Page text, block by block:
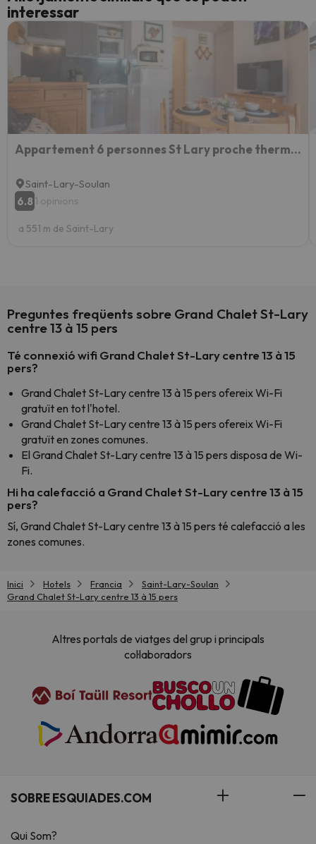
interessar
Appartement 6 personnes St Lary proche thermes avec parking privé - FR-1-296-136
Saint-Lary-Soulan
6.8 1 opinions
a 551 m de Saint-Lary
Preguntes freqüents sobre Grand Chalet St-Lary
centre 13 à 15 pers
Té connexió wifi Grand Chalet St-Lary centre 13 à 15
pers?
Grand Chalet St-Lary centre 13 à 15 pers ofereix Wi-Fi
gratuït en tot l'hotel.
Grand Chalet St-Lary centre 13 à 15 pers ofereix Wi-Fi
gratuït en zones comunes.
El Grand Chalet St-Lary centre 13 à 15 pers disposa de Wi-
Fi.
Hi ha calefacció a Grand Chalet St-Lary centre 13 à 15
pers?
Sí, Grand Chalet St-Lary centre 13 à 15 pers té calefacció a les
zones comunes.
Inici Hotels Francia
Saint-Lary-Soulan
Grand Chalet St-Lary centre 13 à 15 pers
Altres portals de viatges del grup i principals
col·laboradors
SOBRE ESQUIADES.COM
Qui Som?